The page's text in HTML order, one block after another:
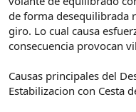
de forma desequilibrada
giro. Lo cual causa
consecuencia provocan
Causas principales del
Estabilizacion con Cesta